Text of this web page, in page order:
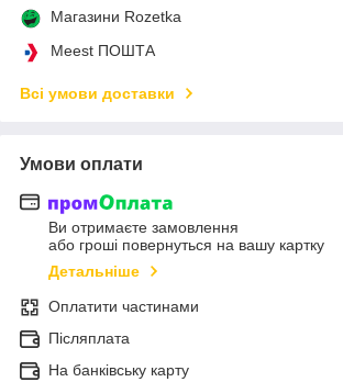
Магазини Rozetka
Meest ПОШТА
Всі умови доставки
Умови оплати
Ви отримаєте замовлення
або гроші повернуться на вашу картку
Детальніше
Оплатити частинами
Післяплата
На банківську карту